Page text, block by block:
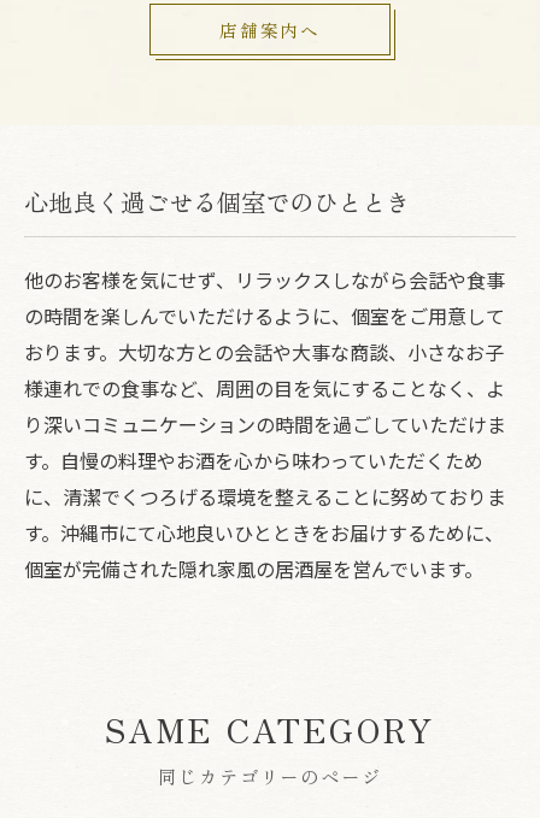
店舗案内へ
心地良く過ごせる個室でのひととき
他のお客様を気にせず、リラックスしながら会話や食事
の時間を楽しんでいただけるように、個室をご用意して
おります。大切な方との会話や大事な商談、小さなお子
様連れでの食事など、周囲の目を気にすることなく、よ
り深いコミュニケーションの時間を過ごしていただけま
す。自慢の料理やお酒を心から味わっていただくため
に、清潔でくつろげる環境を整えることに努めておりま
す。沖縄市にて心地良いひとときをお届けするために、
個室が完備された隠れ家風の居酒屋を営んでいます。
同じカテゴリーのページ
SAME CATEGORY